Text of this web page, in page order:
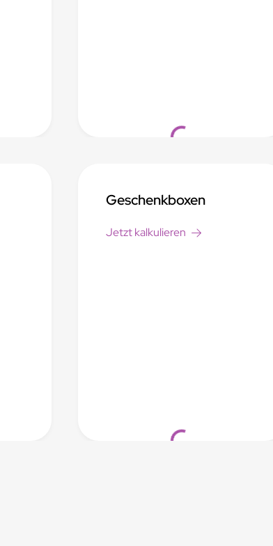
Loading...
Loading...
Geschenkboxen
Jetzt kalkulieren